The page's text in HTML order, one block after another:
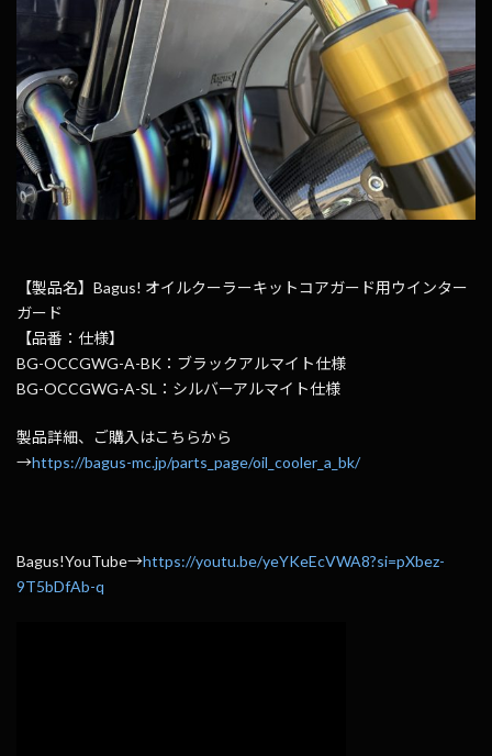
【製品名】Bagus! オイルクーラーキットコアガード用ウインター
ガード
【品番：仕様】
BG-OCCGWG-A-BK：ブラックアルマイト仕様
BG-OCCGWG-A-SL：シルバーアルマイト仕様
製品詳細、ご購入はこちらから
→https://bagus-mc.jp/parts_page/oil_cooler_a_bk/
Bagus!YouTube→https://youtu.be/yeYKeEcVWA8?si=pXbez-
9T5bDfAb-q